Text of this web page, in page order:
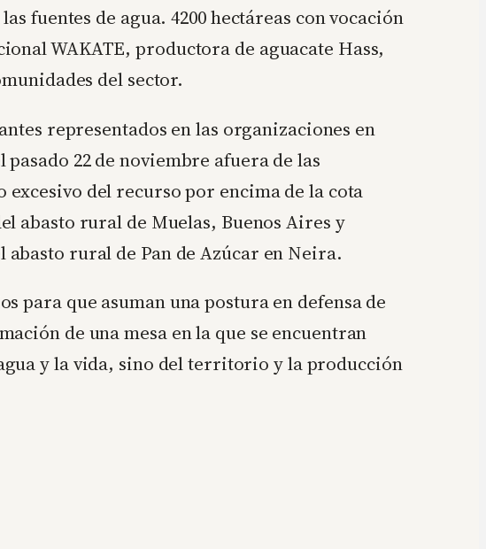
fuentes de agua. 4200 hectáreas con vocación
WAKATE, productora de aguacate Hass,
del sector.
representados en las organizaciones en
22 de noviembre afuera de las
del recurso por encima de la cota
abasto rural de Muelas, Buenos Aires y
rural de Pan de Azúcar en Neira.
para que asuman una postura en defensa de
de una mesa en la que se encuentran
y la vida, sino del territorio y la producción